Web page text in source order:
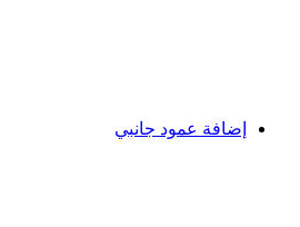
إضافة عمود جانبي